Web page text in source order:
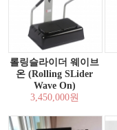
롤링슬라이더 웨이브
온 (Rolling SLider
Wave On)
3,450,000원